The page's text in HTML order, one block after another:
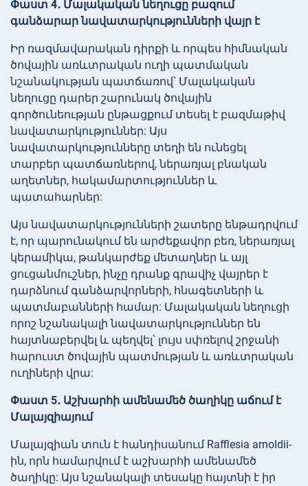
Փաստ 4․ Մալակական նեղուցը բազում
գանձարար նավատարկությունների վայր է
Իր ռազմավարական դիրքի և որպես հիմնական
ծովային առևտրական ուղի պատմական
նշանակության պատճառով՝ Մալակական
նեղուցը դարեր շարունակ ծովային
գործունեության ընթացքում տեսել է բազմաթիվ
նավատարկություններ: Այս
նավատարկությունները տեղի են ունեցել
տարբեր պատճառներով, ներառյալ բնական
աղետներ, հակամարտություններ և
պատահարներ:
Այս նավատարկությունների շատերը ենթադրվում
է, որ պարունակում են արժեքավոր բեռ, ներառյալ
կերամիկա, թանկարժեք մետաղներ և այլ
ցուցանմուշներ, ինչը դրանք գրավիչ վայրեր է
դարձնում գանձարվորների, հնագետների և
պատմաբանների համար: Մալակական նեղուցի
որոշ նշանակալի նավատարկություններ են
հայտնաբերվել և պեղվել՝ լույս սփռելով շրջանի
հարուստ ծովային պատմության և առևտրական
ուղիների վրա:
Փաստ 5․ Աշխարհի ամենամեծ ծաղիկը աճում է
Մալայզիայում
Մալայզիան տուն է հանդիսանում Rafflesia arnoldii-
ին, որն համարվում է աշխարհի ամենամեծ
ծաղիկը: Այս նշանակալի տեսակը հայտնի է իր